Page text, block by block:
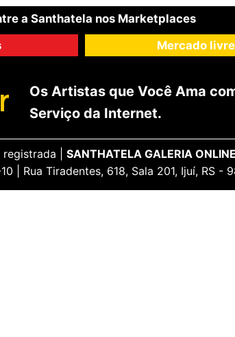
a Santhatela nos Marketplaces
Mercado livre
Os Artistas que Você Ama
Serviço da Internet.
| SANTHATELA GALERIA
| Rua Tiradentes, 618, Sala 201, Ijuí, RS -